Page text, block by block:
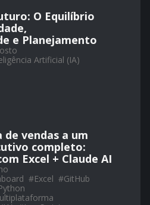
O Equilíbrio
e Planejamento
Artificial (IA)
de vendas a um
completo:
Excel + Claude AI
#Excel #GitHub